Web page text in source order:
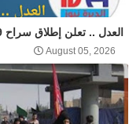
العدل .. تعلن إطلاق سراح 519 نزيلاً خلال شهر تموز 2026 .
August 05, 2026